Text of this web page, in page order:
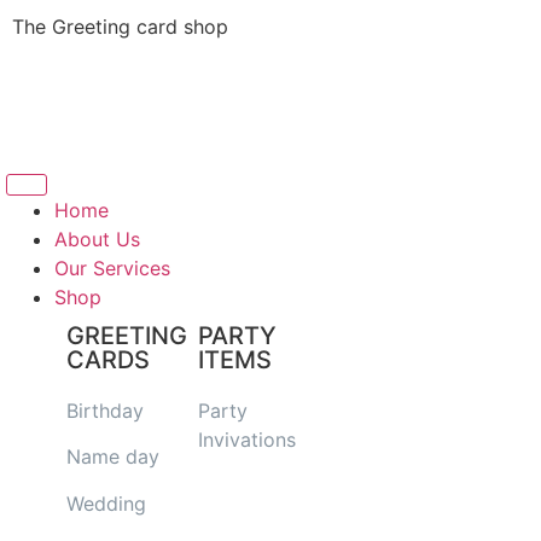
The Greeting card shop
Home
About Us
Our Services
Shop
GREETING
CARDS
Birthday
Name day
Wedding
PARTY
ITEMS
Party
Invivations